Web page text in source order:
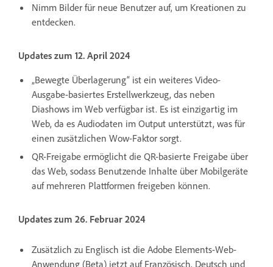
Nimm Bilder für neue Benutzer auf, um Kreationen zu
entdecken.
Updates zum 12. April 2024
„Bewegte Überlagerung“ ist ein weiteres Video-
Ausgabe-basiertes Erstellwerkzeug, das neben
Diashows im Web verfügbar ist. Es ist einzigartig im
Web, da es Audiodaten im Output unterstützt, was für
einen zusätzlichen Wow-Faktor sorgt.
QR-Freigabe ermöglicht die QR-basierte Freigabe über
das Web, sodass Benutzende Inhalte über Mobilgeräte
auf mehreren Plattformen freigeben können.
Updates zum 26. Februar 2024
Zusätzlich zu Englisch ist die Adobe Elements-Web-
Anwendung (Beta) jetzt auf Französisch, Deutsch und